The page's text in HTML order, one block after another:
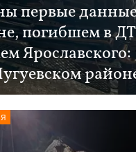
первые
погибшем в
Ярославского: